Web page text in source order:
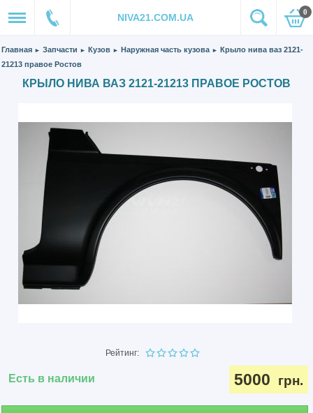
NIVA21.COM.UA 0
Главная ► Запчасти ► Кузов ► Наружная часть кузова ► Крыло нива ваз 2121-
21213 правое Ростов
КРЫЛО НИВА ВАЗ 2121-21213 ПРАВОЕ РОСТОВ
Рейтинг:
Есть в наличии 5000 грн.